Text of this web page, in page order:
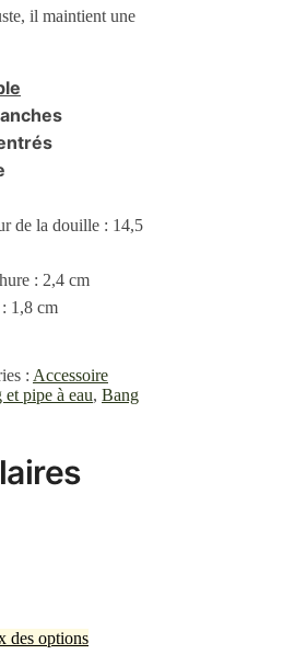
il maintient une
de la douille : 14,5
: 2,4 cm
1,8 cm
: Accessoire
et pipe à eau, Bang
des optionsCe